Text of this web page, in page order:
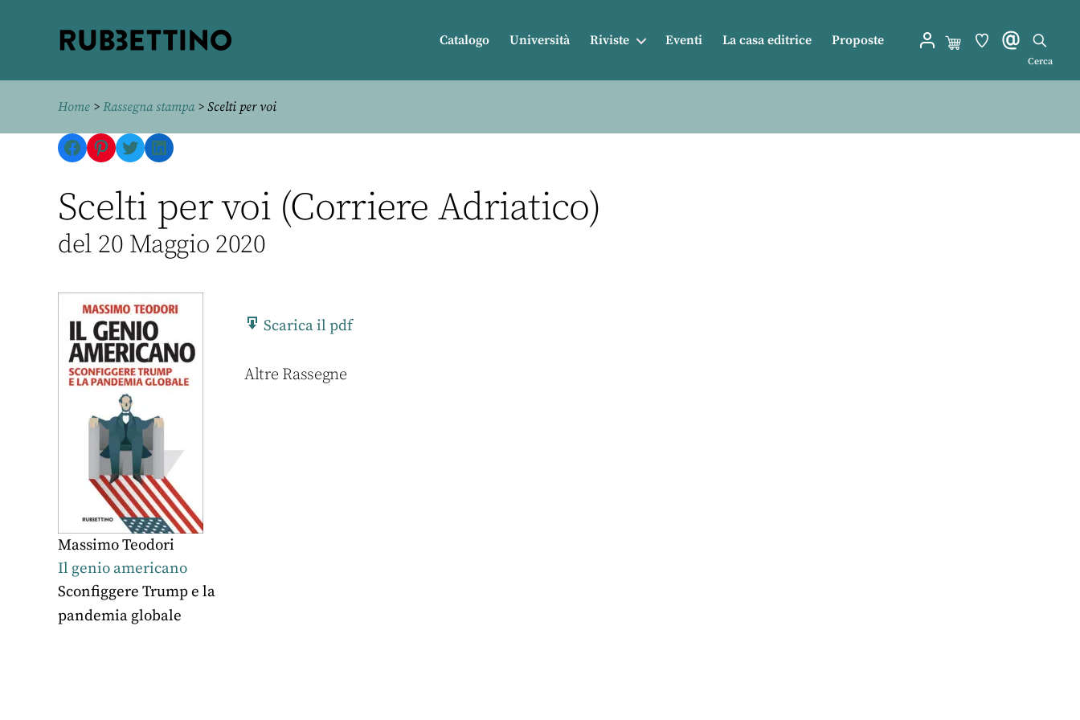
Catalogo Università Riviste Eventi La casa editrice Proposte
Cerca
Home > Rassegna stampa> Scelti per voi
Facebook
Pinterest
TwitterLinkedIn
Scelti per voi (Corriere Adriatico)
del 20 Maggio 2020
Massimo Teodori
Il genio americano
Sconfiggere Trump e la
pandemia globale
Scarica il pdf
Altre Rassegne